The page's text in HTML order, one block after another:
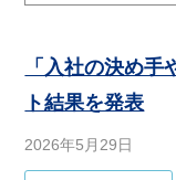
「入社の決め
ト結果を発表
2026年5月29日